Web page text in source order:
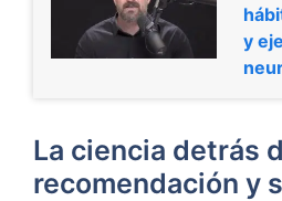
y
La ciencia detrás
recomendación y